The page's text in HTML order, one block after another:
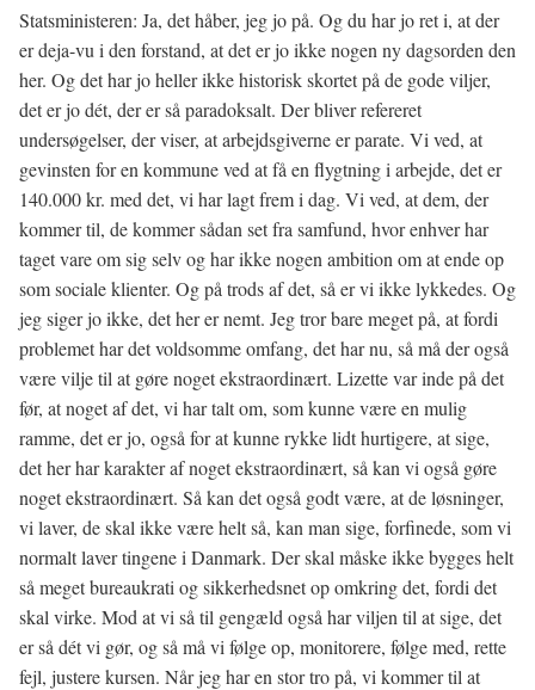
Statsministeren: Ja, det håber, jeg jo på. Og du har jo ret i, at der
er deja-vu i den forstand, at det er jo ikke nogen ny dagsorden den
her. Og det har jo heller ikke historisk skortet på de gode viljer,
det er jo dét, der er så paradoksalt. Der bliver refereret
undersøgelser, der viser, at arbejdsgiverne er parate. Vi ved, at
gevinsten for en kommune ved at få en flygtning i arbejde, det er
140.000 kr. med det, vi har lagt frem i dag. Vi ved, at dem, der
kommer til, de kommer sådan set fra samfund, hvor enhver har
taget vare om sig selv og har ikke nogen ambition om at ende op
som sociale klienter. Og på trods af det, så er vi ikke lykkedes. Og
jeg siger jo ikke, det her er nemt. Jeg tror bare meget på, at fordi
problemet har det voldsomme omfang, det har nu, så må der også
være vilje til at gøre noget ekstraordinært. Lizette var inde på det
før, at noget af det, vi har talt om, som kunne være en mulig
ramme, det er jo, også for at kunne rykke lidt hurtigere, at sige,
det her har karakter af noget ekstraordinært, så kan vi også gøre
noget ekstraordinært. Så kan det også godt være, at de løsninger,
vi laver, de skal ikke være helt så, kan man sige, forfinede, som vi
normalt laver tingene i Danmark. Der skal måske ikke bygges helt
så meget bureaukrati og sikkerhedsnet op omkring det, fordi det
skal virke. Mod at vi så til gengæld også har viljen til at sige, det
er så dét vi gør, og så må vi følge op, monitorere, følge med, rette
fejl, justere kursen. Når jeg har en stor tro på, vi kommer til at